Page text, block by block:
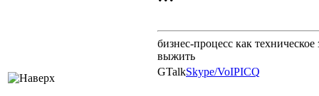
бизнес-процесс как
выжить
GTalkSkype/VoIPICQ